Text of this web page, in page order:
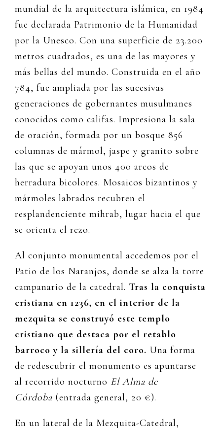
mundial de la arquitectura islámica, en 1984
fue declarada Patrimonio de la Humanidad
por la Unesco. Con una superficie de 23.200
metros cuadrados, es una de las mayores y
más bellas del mundo. Construida en el año
784, fue ampliada por las sucesivas
generaciones de gobernantes musulmanes
conocidos como califas. Impresiona la sala
de oración, formada por un bosque 856
columnas de mármol, jaspe y granito sobre
las que se apoyan unos 400 arcos de
herradura bicolores. Mosaicos bizantinos y
mármoles labrados recubren el
resplandenciente mihrab, lugar hacia el que
se orienta el rezo.
Al conjunto monumental accedemos por el
Patio de los Naranjos, donde se alza la torre
campanario de la catedral. Tras la conquista
cristiana en 1236, en el interior de la
mezquita se construyó este templo
cristiano que destaca por el retablo
barroco y la sillería del coro. Una forma
de redescubrir el monumento es apuntarse
al recorrido nocturno El Alma de
Córdoba (entrada general, 20 €).
En un lateral de la Mezquita-Catedral,